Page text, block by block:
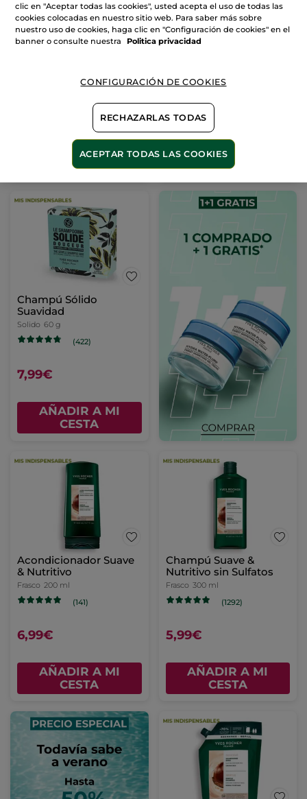
Kit Sólido Suavidad
AÑADIR A MI
CESTA
Kit de Verano Monoï
(79)
13,99€
AÑADIR A MI
CESTA
Champú Sólido
Suavidad
Solido 60 g
(422)
7,99€
AÑADIR A MI
CESTA
Acondicionador Suave
& Nutritivo
Frasco 200 ml
(141)
6,99€
AÑADIR A MI
CESTA
Champú Suave &
Nutritivo sin Sulfatos
Frasco 300 ml
(1292)
5,99€
AÑADIR A MI
CESTA
clic en "Aceptar todas las cookies", usted acepta el uso de todas las
cookies colocadas en nuestro sitio web. Para saber más sobre
nuestro uso de cookies, haga clic en "Configuración de cookies" en el
banner o consulte nuestra
Politica privacidad
CONFIGURACIÓN DE COOKIES
RECHAZARLAS TODAS
ACEPTAR TODAS LAS COOKIES